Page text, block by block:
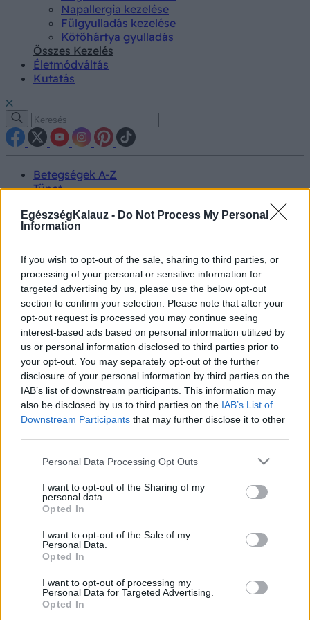
EgészségKalauz - Do Not Process My Personal
Information
If you wish to opt-out of the sale, sharing to third parties, or
processing of your personal or sensitive information for
targeted advertising by us, please use the below opt-out
section to confirm your selection. Please note that after your
opt-out request is processed you may continue seeing
interest-based ads based on personal information utilized by
us or personal information disclosed to third parties prior to
your opt-out. You may separately opt-out of the further
disclosure of your personal information by third parties on the
IAB’s list of downstream participants. This information may
also be disclosed by us to third parties on the IAB’s List of
Downstream Participants that may further disclose it to other
Please note that this website/app uses one or more Google
not limited to your visit or usage behaviour. You may click to
grant or deny consent to Google and its third-party tags to
use your data for below specified purposes in below Google
consent section.
Personal Data Processing Opt Outs
I want to opt-out of the Sharing of my
personal data.
Opted In
I want to opt-out of the Sale of my
Personal Data.
Opted In
I want to opt-out of processing my
Personal Data for Targeted Advertising.
Opted In
Napallergia kezelése
Fülgyulladás kezelése
Kötőhártya gyulladás
Összes Kezelés
Életmódváltás
Kutatás
Betegségek A-Z
Tünet
Kezelés
Életmódváltás
Prevenció
Hírek
Videók
Kisállatok egészsége
#allergia#influenza#cukorbetegség
#orvosmeteorológia#vérnyomás#stroke#rákbetegség
#pajzsmirigy #reflux#ekcéma #herpesz
Regisztráció
Tünet Orvos válaszol Húgyúti fetőzés, kezelés
Húgyúti fetőzés, kezelés